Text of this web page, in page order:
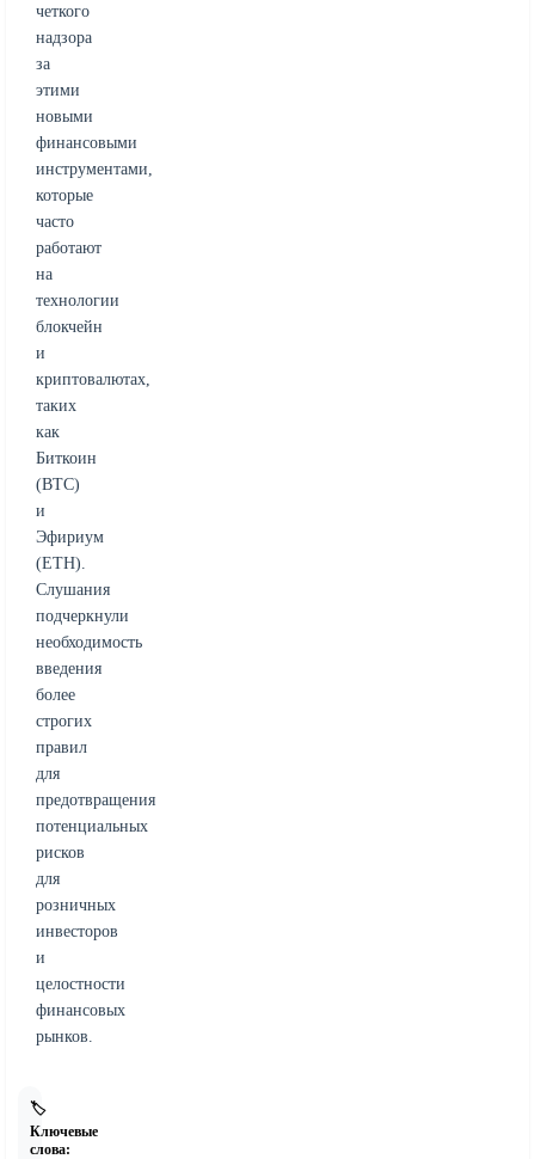
четкого
надзора
за
этими
новыми
финансовыми
инструментами,
которые
часто
работают
на
технологии
блокчейн
и
криптовалютах,
таких
как
Биткоин
(BTC)
и
Эфириум
(ETH).
Слушания
подчеркнули
необходимость
введения
более
строгих
правил
для
предотвращения
потенциальных
рисков
для
розничных
инвесторов
и
целостности
финансовых
рынков.
🏷️
Ключевые
слова: